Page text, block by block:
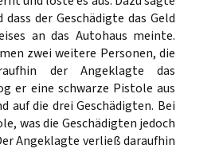
der Geschädigte das Geld
an das Autohaus meinte.
zwei weitere Personen, die
der Angeklagte das
er eine schwarze Pistole aus
auf die drei Geschädigten. Bei
was die Geschädigten jedoch
Angeklagte verließ daraufhin